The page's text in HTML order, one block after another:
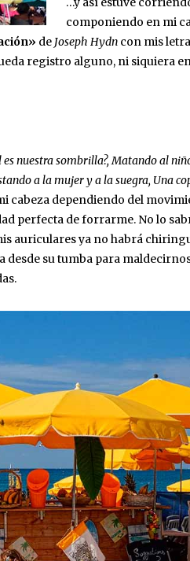
componiendo en mi
de Joseph Hydn con mis
registro alguno, ni siquiera
nuestra sombrilla?, Matando al
a la mujer y a la suegra, Una
dependiendo del
perfecta de forrarme. No lo
auriculares ya no habrá
su tumba para